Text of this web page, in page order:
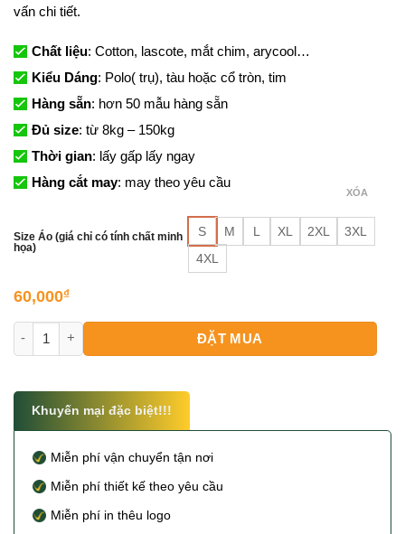
vấn chi tiết.
Chất liệu: Cotton, lascote, mắt chim, arycool…
Kiểu Dáng: Polo( trụ), tàu hoặc cổ tròn, tim
Hàng sẵn: hơn 50 mẫu hàng sẵn
Đủ size: từ 8kg – 150kg
Thời gian: lấy gấp lấy ngay
Hàng cắt may: may theo yêu cầu
Size Áo (giá chỉ có tính chất minh
họa)
S M L XL 2XL
3XL
4XL
XÓA
60,000₫
Đồng Phục Đẹp số lượng
ĐẶT MUA
Khuyến mại đặc biệt!!!
Miễn phí vận chuyển tận nơi
Miễn phí thiết kế theo yêu cầu
Miễn phí in thêu logo